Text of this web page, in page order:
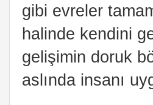
gibi evreler
halinde kendini
gelişimin doruk
aslında insanı